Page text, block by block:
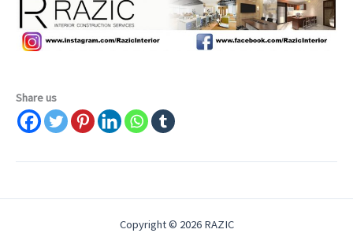
Share us
Copyright © 2026 RAZIC